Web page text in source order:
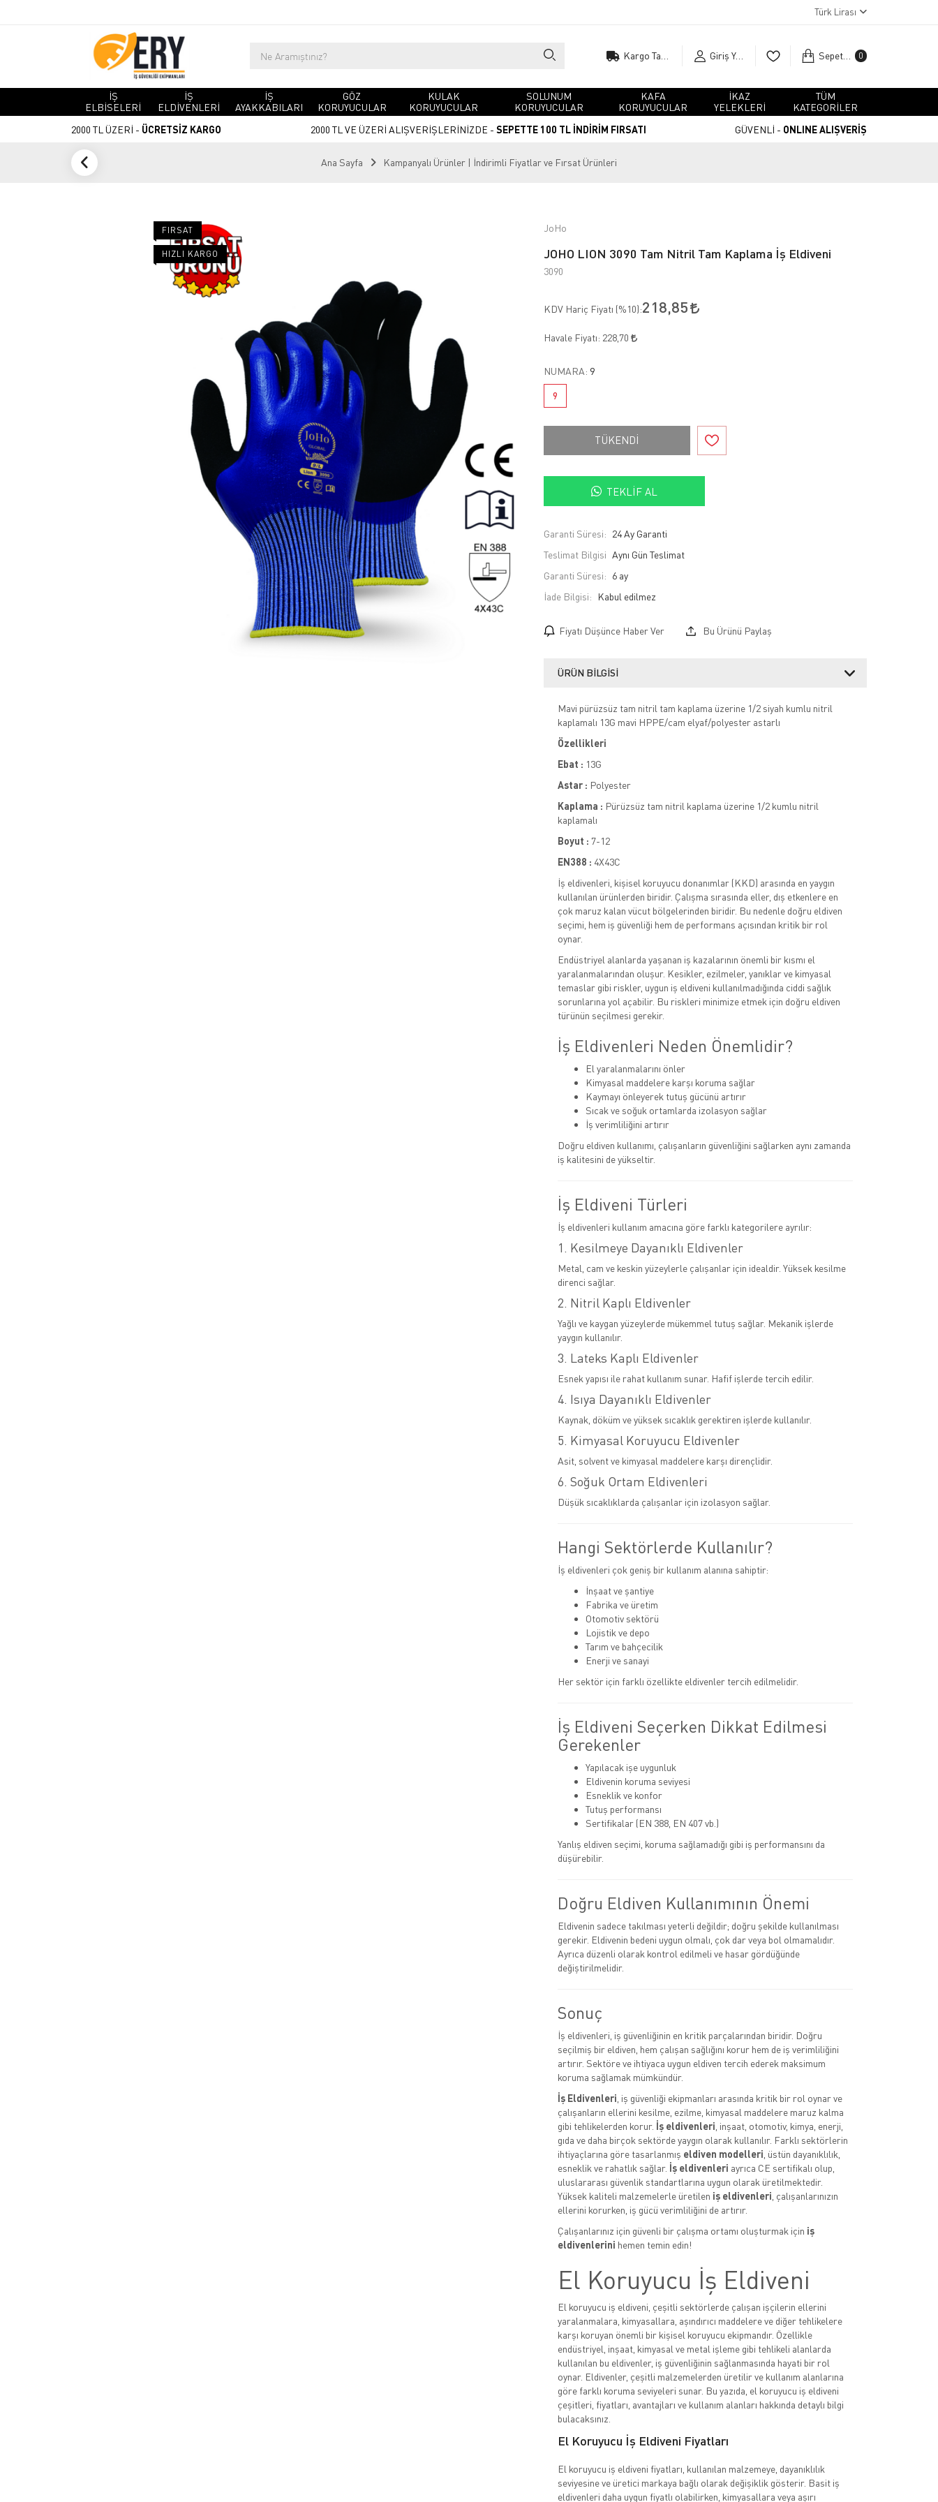
Türk Lirası
Giriş Yap Sepetim 0
İŞ
ELBİSELERİ
İŞ
ELDİVENLERİ
İŞ
AYAKKABILARI
GÖZ
KORUYUCULAR
KULAK
KORUYUCULAR
SOLUNUM
KORUYUCULAR
KAFA
KORUYUCULAR
İKAZ
YELEKLERİ
TÜM
KATEGORİLER
2000 TL ÜZERİ - ÜCRETSİZ KARGO 2000 TL VE ÜZERİ ALIŞVERİŞLERİNİZDE - SEPETTE 100 TL İNDİRİM FIRSATI GÜVENLİ - ONLINE ALIŞVERİŞ
Ana Sayfa Kampanyalı Ürünler | İndirimli Fiyatlar ve Fırsat Ürünleri
FIRSAT
HIZLI KARGO
JoHo
JOHO LION 3090 Tam Nitril Tam Kaplama İş Eldiveni
3090
KDV Hariç Fiyatı (%10):218,85
Havale Fiyatı: 228,70
NUMARA: 9
9
TÜKENDİ
TEKLIF AL
Garanti Süresi: 24 Ay Garanti
Teslimat Bilgisi Aynı Gün Teslimat
Garanti Süresi: 6 ay
İade Bilgisi:
Fiyatı Düşünce Haber Ver Bu Ürünü Paylaş
ÜRÜN BILGISI
Mavi pürüzsüz tam nitril tam kaplama üzerine 1/2 siyah kumlu nitril
kaplamalı 13G mavi HPPE/cam elyaf/polyester astarlı
Özellikleri
Ebat : 13G
Astar : Polyester
Kaplama : Pürüzsüz tam nitril kaplama üzerine 1/2 kumlu nitril
kaplamalı
Boyut : 7-12
EN388 : 4X43C
İş eldivenleri, kişisel koruyucu donanımlar (KKD) arasında en yaygın
kullanılan ürünlerden biridir. Çalışma sırasında eller, dış etkenlere en
çok maruz kalan vücut bölgelerinden biridir. Bu nedenle doğru eldiven
seçimi, hem iş güvenliği hem de performans açısından kritik bir rol
oynar.
Endüstriyel alanlarda yaşanan iş kazalarının önemli bir kısmı el
yaralanmalarından oluşur. Kesikler, ezilmeler, yanıklar ve kimyasal
temaslar gibi riskler, uygun iş eldiveni kullanılmadığında ciddi sağlık
sorunlarına yol açabilir. Bu riskleri minimize etmek için doğru eldiven
türünün seçilmesi gerekir.
İş Eldivenleri Neden Önemlidir?
El yaralanmalarını önler
Kimyasal maddelere karşı koruma sağlar
Kaymayı önleyerek tutuş gücünü artırır
Sıcak ve soğuk ortamlarda izolasyon sağlar
İş verimliliğini artırır
Doğru eldiven kullanımı, çalışanların güvenliğini sağlarken aynı zamanda
iş kalitesini de yükseltir.
İş Eldiveni Türleri
İş eldivenleri kullanım amacına göre farklı kategorilere ayrılır:
1. Kesilmeye Dayanıklı Eldivenler
Metal, cam ve keskin yüzeylerle çalışanlar için idealdir. Yüksek kesilme
direnci sağlar.
2. Nitril Kaplı Eldivenler
Yağlı ve kaygan yüzeylerde mükemmel tutuş sağlar. Mekanik işlerde
yaygın kullanılır.
3. Lateks Kaplı Eldivenler
Esnek yapısı ile rahat kullanım sunar. Hafif işlerde tercih edilir.
4. Isıya Dayanıklı Eldivenler
Kaynak, döküm ve yüksek sıcaklık gerektiren işlerde kullanılır.
5. Kimyasal Koruyucu Eldivenler
Asit, solvent ve kimyasal maddelere karşı dirençlidir.
6. Soğuk Ortam Eldivenleri
Düşük sıcaklıklarda çalışanlar için izolasyon sağlar.
Hangi Sektörlerde Kullanılır?
İş eldivenleri çok geniş bir kullanım alanına sahiptir:
İnşaat ve şantiye
Fabrika ve üretim
Otomotiv sektörü
Lojistik ve depo
Tarım ve bahçecilik
Enerji ve sanayi
Her sektör için farklı özellikte eldivenler tercih edilmelidir.
İş Eldiveni Seçerken Dikkat Edilmesi
Gerekenler
Yapılacak işe uygunluk
Eldivenin koruma seviyesi
Esneklik ve konfor
Tutuş performansı
Sertifikalar (EN 388, EN 407 vb.)
Yanlış eldiven seçimi, koruma sağlamadığı gibi iş performansını da
düşürebilir.
Doğru Eldiven Kullanımının Önemi
Eldivenin sadece takılması yeterli değildir; doğru şekilde kullanılması
gerekir. Eldivenin bedeni uygun olmalı, çok dar veya bol olmamalıdır.
Ayrıca düzenli olarak kontrol edilmeli ve hasar gördüğünde
değiştirilmelidir.
Sonuç
İş eldivenleri, iş güvenliğinin en kritik parçalarından biridir. Doğru
seçilmiş bir eldiven, hem çalışan sağlığını korur hem de iş verimliliğini
artırır. Sektöre ve ihtiyaca uygun eldiven tercih ederek maksimum
koruma sağlamak mümkündür.
İş Eldivenleri , iş güvenliği ekipmanları arasında kritik bir rol oynar ve
çalışanların ellerini kesilme, ezilme, kimyasal maddelere maruz kalma
gibi tehlikelerden korur. İş eldivenleri , inşaat, otomotiv, kimya, enerji,
gıda ve daha birçok sektörde yaygın olarak kullanılır. Farklı sektörlerin
ihtiyaçlarına göre tasarlanmış eldiven modelleri , üstün dayanıklılık,
esneklik ve rahatlık sağlar. İş eldivenleri ayrıca CE sertifikalı olup,
uluslararası güvenlik standartlarına uygun olarak üretilmektedir.
Yüksek kaliteli malzemelerle üretilen iş eldivenleri , çalışanlarınızın
ellerini korurken, iş gücü verimliliğini de artırır.
Çalışanlarınız için güvenli bir çalışma ortamı oluşturmak için iş
eldivenlerini hemen temin edin!
El Koruyucu İş Eldiveni
El koruyucu iş eldiveni, çeşitli sektörlerde çalışan işçilerin ellerini
yaralanmalara, kimyasallara, aşındırıcı maddelere ve diğer tehlikelere
karşı koruyan önemli bir kişisel koruyucu ekipmandır. Özellikle
endüstriyel, inşaat, kimyasal ve metal işleme gibi tehlikeli alanlarda
kullanılan bu eldivenler, iş güvenliğinin sağlanmasında hayati bir rol
oynar. Eldivenler, çeşitli malzemelerden üretilir ve kullanım alanlarına
göre farklı koruma seviyeleri sunar. Bu yazıda, el koruyucu iş eldiveni
çeşitleri, fiyatları, avantajları ve kullanım alanları hakkında detaylı bilgi
bulacaksınız.
El Koruyucu İş Eldiveni Fiyatları
El koruyucu iş eldiveni fiyatları, kullanılan malzemeye, dayanıklılık
seviyesine ve üretici markaya bağlı olarak değişiklik gösterir. Basit iş
eldivenleri daha uygun fiyatlı olabilirken, kimyasallara veya aşırı